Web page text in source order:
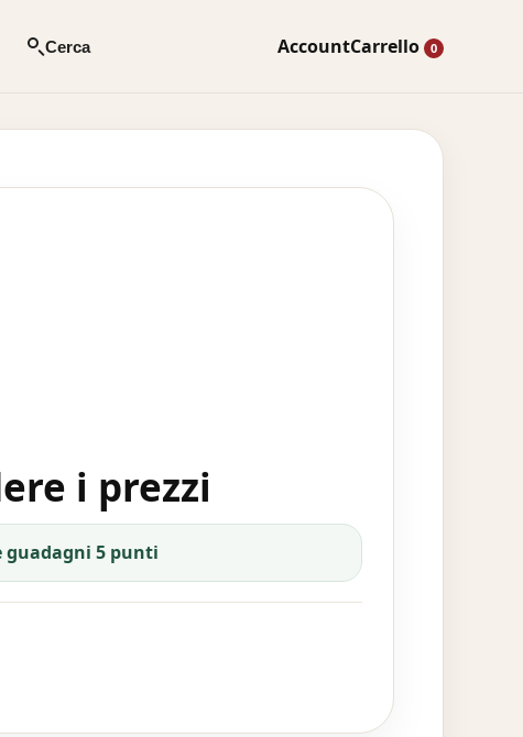
Cerca AccountCarrello 0
i prezzi
guadagni 5 punti